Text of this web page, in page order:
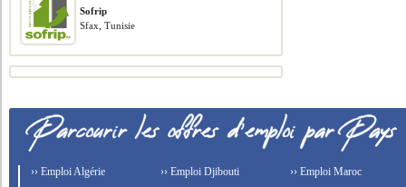
Sofrip
Sfax, Tunisie
›› Emploi Algérie
›› Emploi Djibouti
›› Emploi Maroc